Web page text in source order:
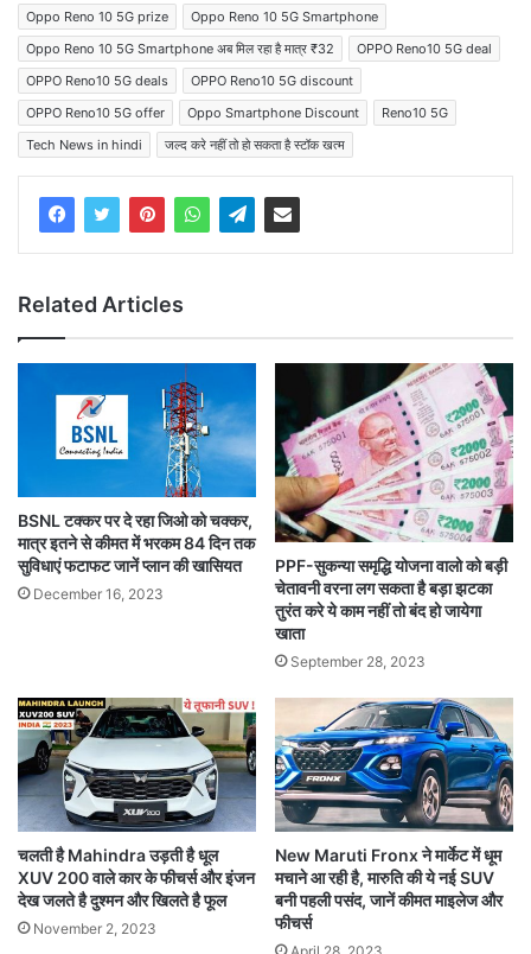
Oppo Reno 10 5G prize
Oppo Reno 10 5G Smartphone
Oppo Reno 10 5G Smartphone अब मिल रहा है मात्र ₹32
OPPO Reno10 5G deal
OPPO Reno10 5G deals
OPPO Reno10 5G discount
OPPO Reno10 5G offer
Oppo Smartphone Discount
Reno10 5G
Tech News in hindi
जल्द करे नहीं तो हो सकता है स्टॉक खत्म
Related Articles
BSNL टक्कर पर दे रहा जिओ को चक्कर,
मात्र इतने से कीमत में भरकम 84 दिन तक
सुविधाएं फटाफट जानें प्लान की खासियत
December 16, 2023
PPF-सुकन्या समृद्धि योजना वालो को बड़ी
चेतावनी वरना लग सकता है बड़ा झटका
तुरंत करे ये काम नहीं तो बंद हो जायेगा
खाता
September 28, 2023
चलती है Mahindra उड़ती है धूल
XUV 200 वाले कार के फीचर्स और इंजन
देख जलते है दुश्मन और खिलते है फूल
November 2, 2023
New Maruti Fronx ने मार्केट में धूम
मचाने आ रही है, मारुति की ये नई SUV
बनी पहली पसंद, जानें कीमत माइलेज और
फीचर्स